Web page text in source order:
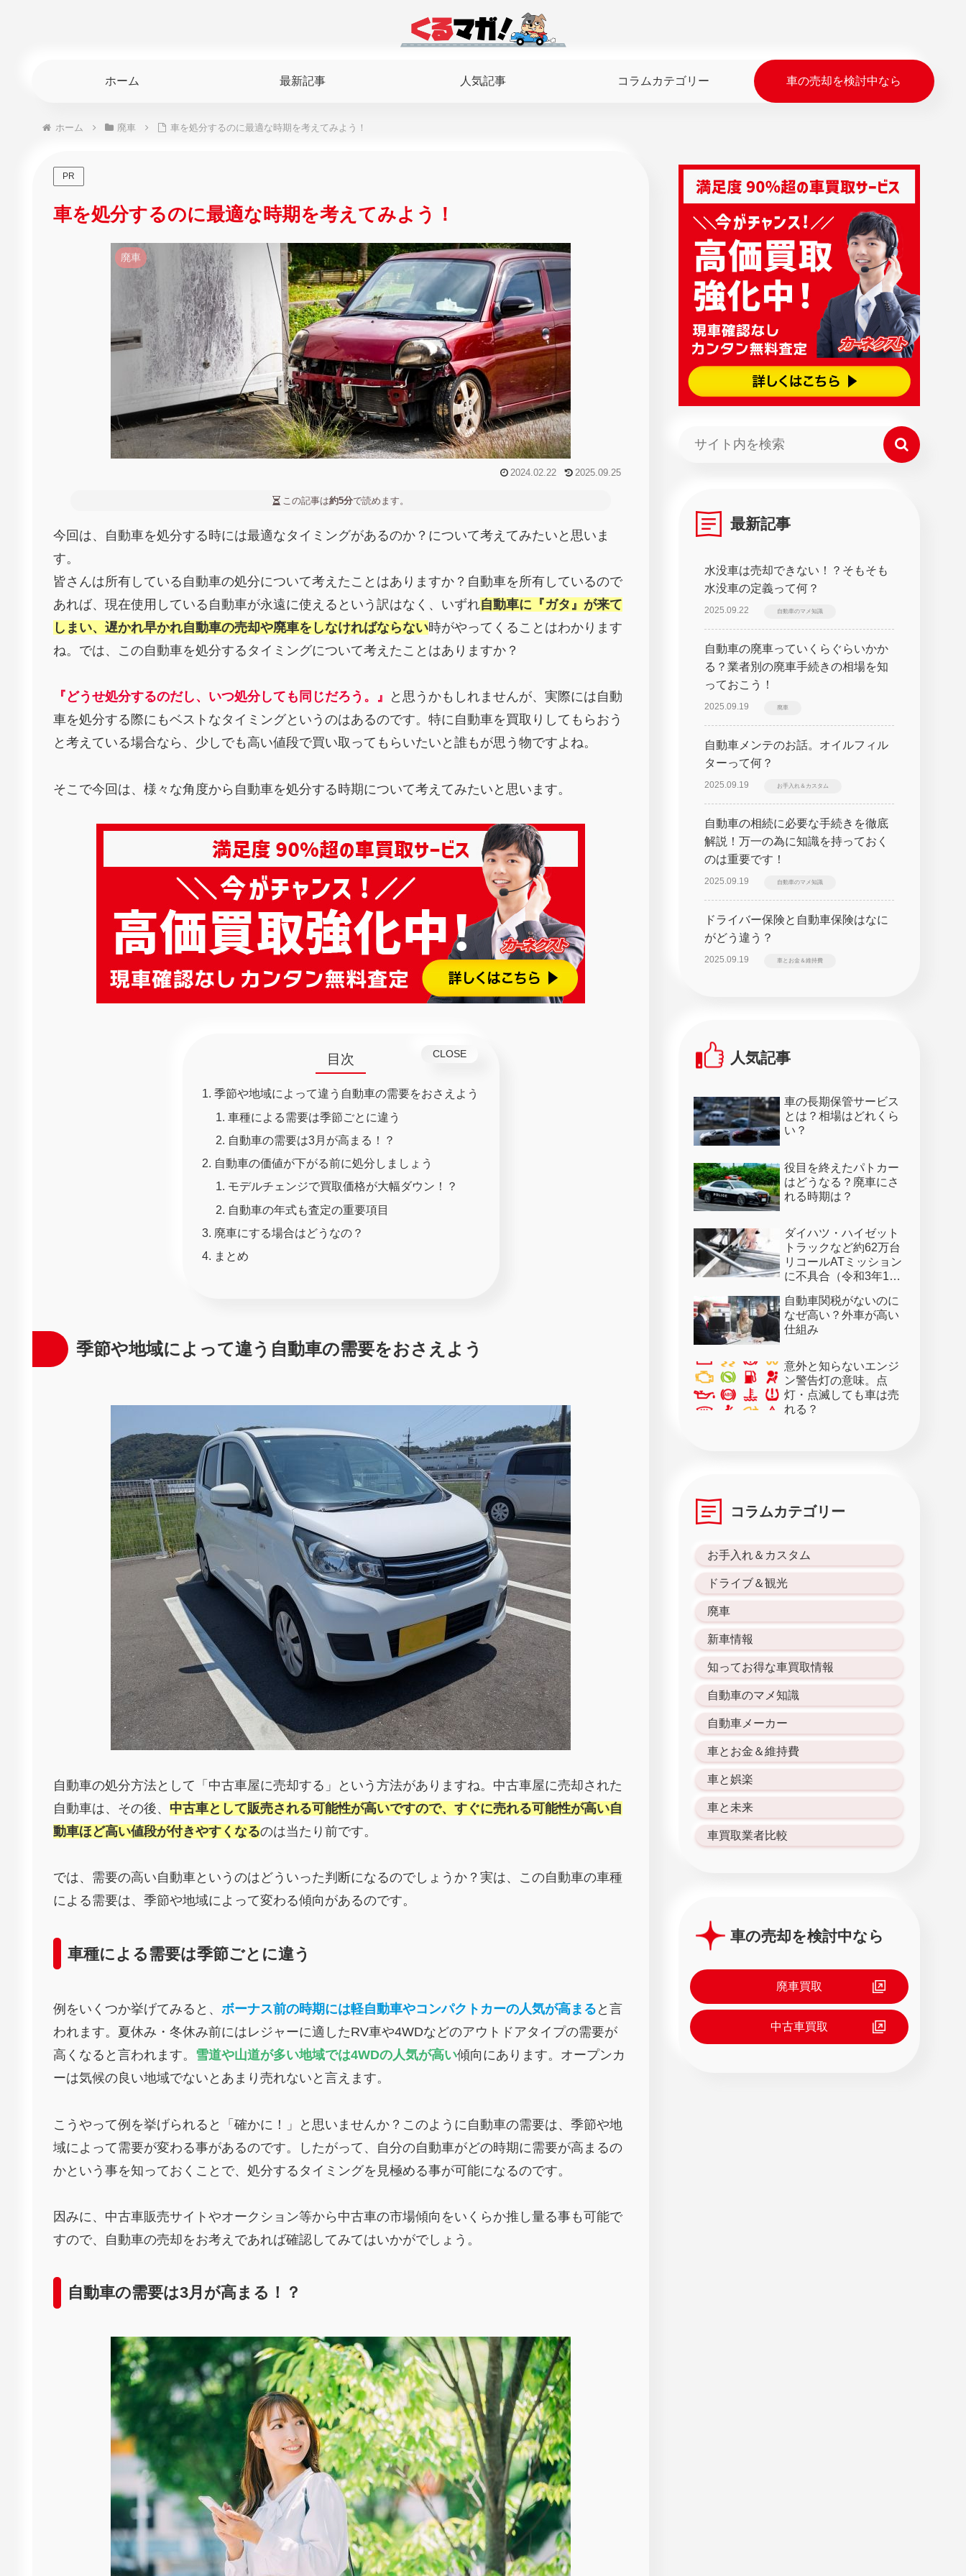
ホーム 最新記事 人気記事 コラムカテゴリー 車の売却を検討中なら
ホーム 廃車 車を処分するのに最適な時期を考えてみよう！
PR
車を処分するのに最適な時期を考えてみよう！
廃車
2024.02.22 2025.09.25
この記事は約5分で読めます。
今回は、自動車を処分する時には最適なタイミングがあるのか？について考えてみたいと思いま
す。
皆さんは所有している自動車の処分について考えたことはありますか？自動車を所有しているので
あれば、現在使用している自動車が永遠に使えるという訳はなく、いずれ自動車に『ガタ』が来て
しまい、遅かれ早かれ自動車の売却や廃車をしなければならない時がやってくることはわかります
ね。では、この自動車を処分するタイミングについて考えたことはありますか？
『どうせ処分するのだし、いつ処分しても同じだろう。』
と思うかもしれませんが、実際には自動
車を処分する際にもベストなタイミングというのはあるのです。特に自動車を買取りしてもらおう
と考えている場合なら、少しでも高い値段で買い取ってもらいたいと誰もが思う物ですよね。
そこで今回は、様々な角度から自動車を処分する時期について考えてみたいと思います。
目次
季節や地域によって違う自動車の需要をおさえよう
車種による需要は季節ごとに違う
自動車の需要は3月が高まる！？
自動車の価値が下がる前に処分しましょう
モデルチェンジで買取価格が大幅ダウン！？
自動車の年式も査定の重要項目
廃車にする場合はどうなの？
まとめ
季節や地域によって違う自動車の需要をおさえよう
自動車の処分方法として「中古車屋に売却する」という方法がありますね。中古車屋に売却された
自動車は、その後、 中古車として販売される可能性が高いですので、すぐに売れる可能性が高い自
動車ほど高い値段が付きやすくなるのは当たり前です。
では、需要の高い自動車というのはどういった判断になるのでしょうか？実は、この自動車の車種
による需要は、季節や地域によって変わる傾向があるのです。
車種による需要は季節ごとに違う
例をいくつか挙げてみると、 ボーナス前の時期には軽自動車やコンパクトカーの人気が高まる と言
われます。夏休み・冬休み前にはレジャーに適したRV車や4WDなどのアウトドアタイプの需要が
高くなると言われます。 雪道や山道が多い地域では4WDの人気が高い傾向にあります。オープンカ
ーは気候の良い地域でないとあまり売れないと言えます。
こうやって例を挙げられると「確かに！」と思いませんか？このように自動車の需要は、季節や地
域によって需要が変わる事があるのです。したがって、自分の自動車がどの時期に需要が高まるの
かという事を知っておくことで、処分するタイミングを見極める事が可能になるのです。
因みに、中古車販売サイトやオークション等から中古車の市場傾向をいくらか推し量る事も可能で
すので、自動車の売却をお考えであれば確認してみてはいかがでしょう。
自動車の需要は3月が高まる！？
最新記事
水没車は売却できない！？そもそも
水没車の定義って何？
2025.09.22 自動車のマメ知識
自動車の廃車っていくらぐらいかか
る？業者別の廃車手続きの相場を知
っておこう！
2025.09.19 廃車
自動車メンテのお話。オイルフィル
ターって何？
2025.09.19 お手入れ＆カスタム
自動車の相続に必要な手続きを徹底
解説！万一の為に知識を持っておく
のは重要です！
2025.09.19 自動車のマメ知識
ドライバー保険と自動車保険はなに
がどう違う？
2025.09.19 車とお金＆維持費
人気記事
車の長期保管サービス
とは？相場はどれくら
い？
役目を終えたパトカー
はどうなる？廃車にさ
れる時期は？
ダイハツ・ハイゼット
トラックなど約62万台
リコールATミッション
に不具合（令和3年1月
自動車関税がないのに
なぜ高い？外車が高い
仕組み
意外と知らないエンジ
ン警告灯の意味。点
灯・点滅しても車は売
れる？
コラムカテゴリー
お手入れ＆カスタム
ドライブ＆観光
廃車
新車情報
知ってお得な車買取情報
自動車のマメ知識
自動車メーカー
車とお金＆維持費
車と娯楽
車と未来
車買取業者比較
車の売却を検討中なら
廃車買取
中古車買取